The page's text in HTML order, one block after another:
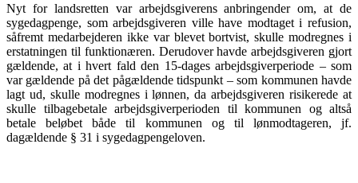
Nyt for landsretten var arbejdsgiverens anbringender om, at de
sygedagpenge, som arbejdsgiveren ville have modtaget i refusion,
såfremt medarbejderen ikke var blevet bortvist, skulle modregnes i
erstatningen til funktionæren. Derudover havde arbejdsgiveren gjort
gældende, at i hvert fald den 15-dages arbejdsgiverperiode – som
var gældende på det pågældende tidspunkt – som kommunen havde
lagt ud, skulle modregnes i lønnen, da arbejdsgiveren risikerede at
skulle tilbagebetale arbejdsgiverperioden til kommunen og altså
betale beløbet både til kommunen og til lønmodtageren, jf.
dagældende § 31 i sygedagpengeloven.